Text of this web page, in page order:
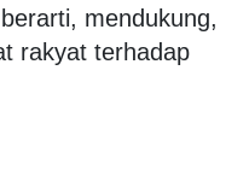
mendukung,
rakyat terhadap